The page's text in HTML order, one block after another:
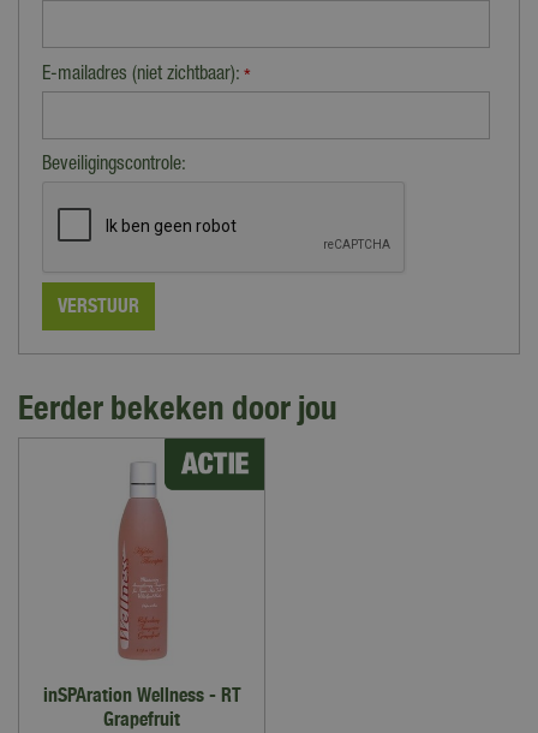
E-mailadres (niet zichtbaar): *
Beveiligingscontrole:
Eerder bekeken door jou
inSPAration Wellness - RT
Grapefruit